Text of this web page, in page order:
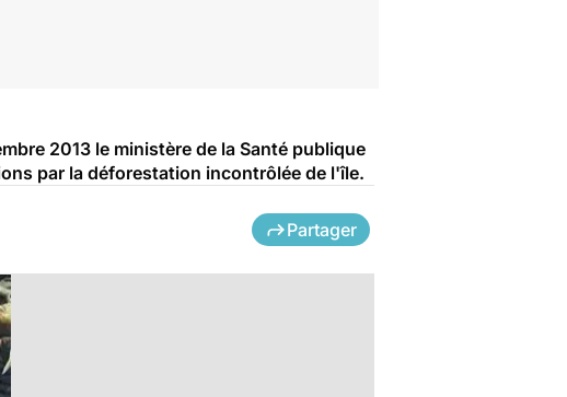
2013 le ministère de la Santé publique
par la déforestation incontrôlée de l'île.
Partager